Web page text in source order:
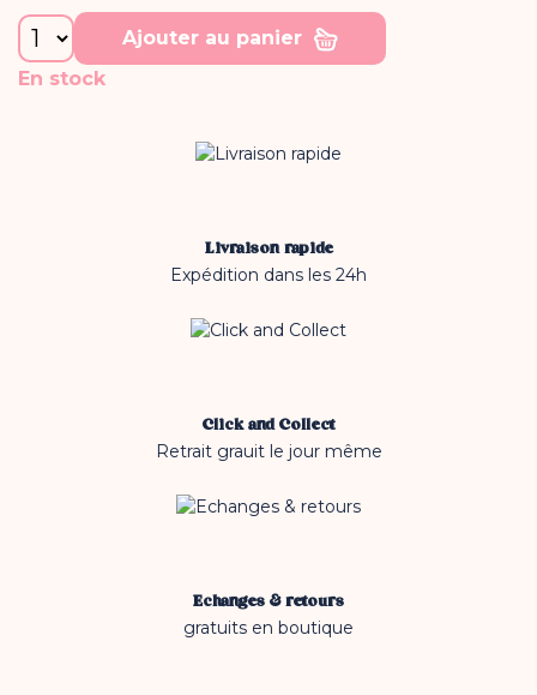
Ajouter au panier
En stock
Livraison rapide
Expédition dans les 24h
Click and Collect
Retrait grauit le jour même
Echanges & retours
gratuits en boutique